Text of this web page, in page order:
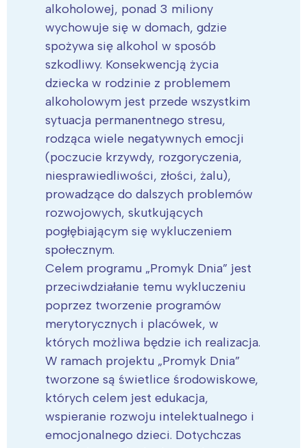
alkoholowej, ponad 3 miliony
wychowuje się w domach, gdzie
spożywa się alkohol w sposób
szkodliwy. Konsekwencją życia
dziecka w rodzinie z problemem
alkoholowym jest przede wszystkim
sytuacja permanentnego stresu,
rodząca wiele negatywnych emocji
(poczucie krzywdy, rozgoryczenia,
niesprawiedliwości, złości, żalu),
prowadzące do dalszych problemów
rozwojowych, skutkujących
pogłębiającym się wykluczeniem
społecznym.
Celem programu „Promyk Dnia” jest
przeciwdziałanie temu wykluczeniu
poprzez tworzenie programów
merytorycznych i placówek, w
których możliwa będzie ich realizacja.
W ramach projektu „Promyk Dnia”
tworzone są świetlice środowiskowe,
których celem jest edukacja,
wspieranie rozwoju intelektualnego i
emocjonalnego dzieci. Dotychczas